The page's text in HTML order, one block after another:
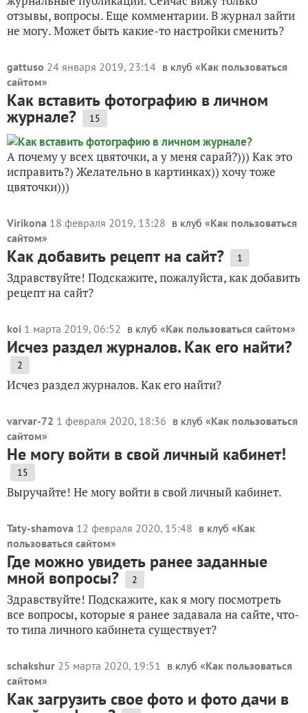
отзывы, вопросы. Еще комментарии. В журнал зайти
не могу. Может быть какие-то настройки сменить?
gattuso 24 января 2019, 23:14 в клуб «Как пользоваться
сайтом»
Как вставить фотографию в личном
журнале? 15
А почему у всех цвяточки, а у меня сарай?))) Как это
исправить?) Желательно в картинках)) хочу тоже
цвяточки)))
Virikona 18 февраля 2019, 13:28 в клуб «Как пользоваться
сайтом»
Как добавить рецепт на сайт? 1
Здравствуйте! Подскажите, пожалуйста, как добавить
рецепт на сайт?
koi 1 марта 2019, 06:52 в клуб «Как пользоваться сайтом»
Исчез раздел журналов. Как его найти?
2
Исчез раздел журналов. Как его найти?
varvar-72 1 февраля 2020, 18:36 в клуб «Как пользоваться
сайтом»
Не могу войти в свой личный кабинет!
15
Выручайте! Не могу войти в свой личный кабинет.
Taty-shamova 12 февраля 2020, 15:48 в клуб «Как
пользоваться сайтом»
Где можно увидеть ранее заданные
мной вопросы? 2
Здравствуйте! Подскажите, как я могу посмотреть
все вопросы, которые я ранее задавала на сайте, что-
то типа личного кабинета существует?
schakshur 25 марта 2020, 19:51 в клуб «Как пользоваться
сайтом»
Как загрузить свое фото и фото дачи в